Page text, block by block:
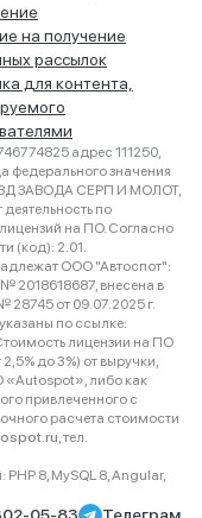
на получение
рассылок
для контента,
адрес 111250,
федерального значения
ЗАВОДА СЕРП И МОЛОТ,
по
на ПО. Согласно
(код): 2.01.
ООО "Автоспот":
2018618687, внесена в
28745 от 09.07.2025 г.
по ссылке:
лицензии на ПО
до 3%) от выручки,
«Autospot», либо как
привлеченного с
расчета стоимости
, тел.
8, MySQL 8, Angular,